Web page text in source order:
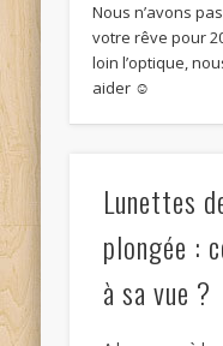
Nous n’avons
votre rêve pour
loin l’optique,
aider ☺
Lunettes
plongée :
à sa vue ?